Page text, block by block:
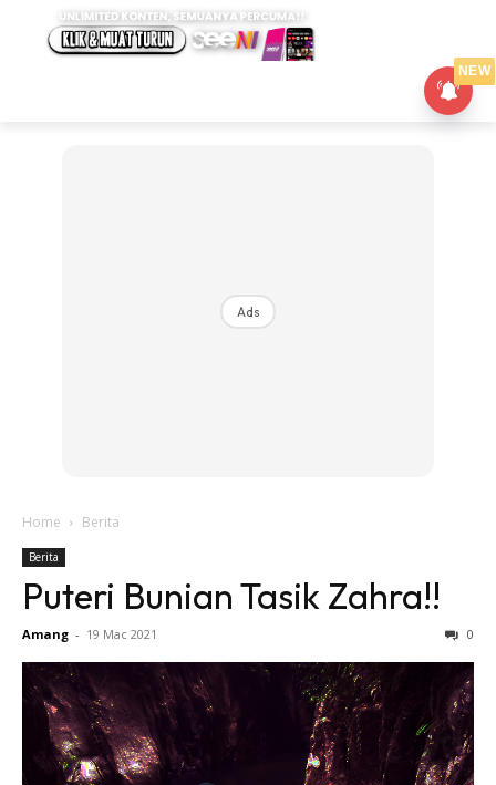
Ads
Home Berita
Berita
Puteri Bunian Tasik Zahra!!
Amang - 19 Mac 2021 0
NEW